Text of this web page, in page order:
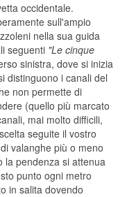
occidentale.
sull'ampio
nella sua guida
seguenti "Le cinque
sinistra, dove si inizia
distinguono i canali del
non permette di
(quello più marcato
mai molto difficili,
seguite il vostro
valanghe più o meno
la pendenza si attenua
punto ogni metro
in salita dovendo